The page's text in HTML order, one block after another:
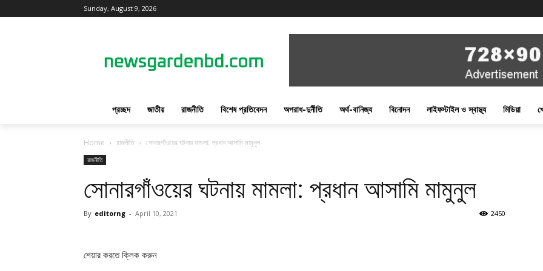
Sunday, August 9, 2026
প্রচ্ছদ জাতীয় রাজনীতি বিশেষ প্রতিবেদন অপরাধ-দুর্নীতি অর্থ-বানিজ্য বিনোদন লাইফস্টাইল ও স্বাস্থ্য মিডিয়া
Home রাজনীতি সোনারগাঁওয়ের ঘটনায় মামলা: প্রধান আসামি মামুনুল
রাজনীতি
সোনারগাঁওয়ের ঘটনায় মামলা: প্রধান আসামি মামুনুল
By editorng - April 10, 2021 2450
শেয়ার করতে ক্লিক করুন